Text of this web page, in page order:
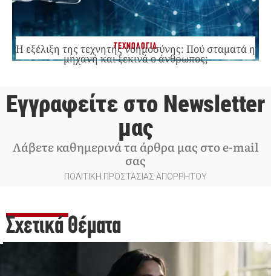
ΤΕΧΝΟΛΟΓΙΑ
Η εξέλιξη της τεχνητής νοημοσύνης: Πού σταματά η
μηχανή και ξεκινά ο άνθρωπος;
Εγγραφείτε στο Newsletter
μας
Λάβετε καθημερινά τα άρθρα μας στο e-mail
σας
ΠΟΛΙΤΙΚΗ ΠΡΟΣΤΑΣΙΑΣ ΑΠΟΡΡΗΤΟΥ
Σχετικά Θέματα